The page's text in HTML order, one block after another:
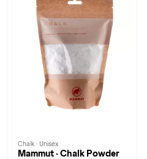
Chalk · Unisex
Mammut · Chalk Powder